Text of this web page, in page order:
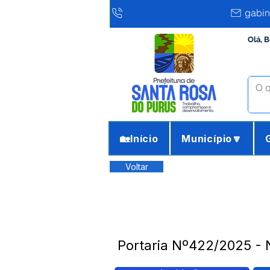
Olá,
🏡Início Município🔽
Voltar
Portaria Nº422/2025 -